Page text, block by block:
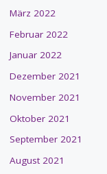
März 2022
Februar 2022
Januar 2022
Dezember 2021
November 2021
Oktober 2021
September 2021
August 2021